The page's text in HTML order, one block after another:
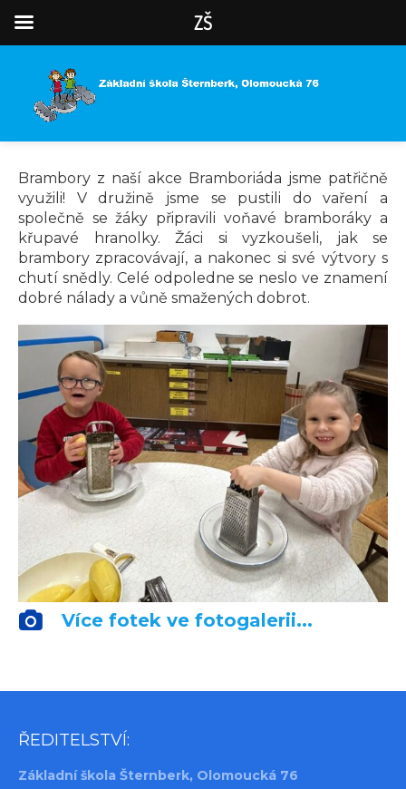
Brambory z naší akce Bramboriáda jsme patřičně
využili! V družině jsme se pustili do vaření a
společně se žáky připravili voňavé bramboráky a
křupavé hranolky. Žáci si vyzkoušeli, jak se
brambory zpracovávají, a nakonec si své výtvory s
chutí snědly. Celé odpoledne se neslo ve znamení
dobré nálady a vůně smažených dobrot.
Více fotek ve fotogalerii...
ŘEDITELSTVÍ:
Základní škola Šternberk, Olomoucká 76
ZŠ